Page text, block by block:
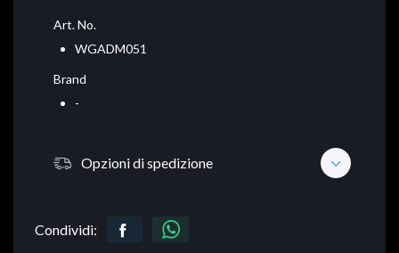
Art. No.
WGADM051
Brand
-
Opzioni di spedizione
Condividi: